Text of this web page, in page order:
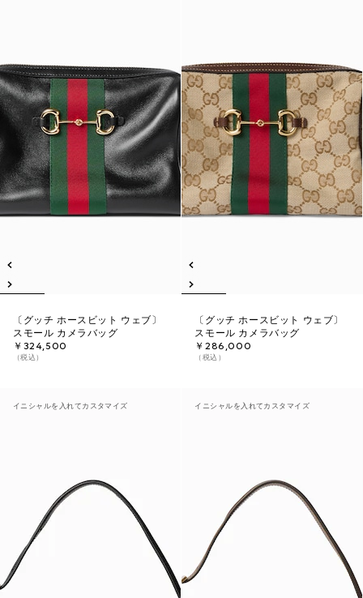
〔グッチ ホースビット ウェブ〕
スモール カメラバッグ
￥324,500
（税込）
〔グッチ ホースビット ウェブ〕
スモール カメラバッグ
￥286,000
（税込）
イニシャルを入れてカスタマイズ イニシャルを入れてカスタマイズ